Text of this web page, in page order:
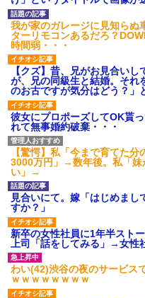
【衝撃】報酬100万円超の治
募集がこちらｗｗｗｗｗ(※画像
あり)
【ネット騒然】惨殺されたタ
ワマン頂き女子のこの動画、す
げえええええｗｗｗｗｗｗｗｗ
ｗｗｗ
【愕然】白のクラウン俺氏、
高速道路左車線を制限速度で走
った結果wwwwwwwwwwww
百年の恋12-899 食べた量
張り合ってくる
【悲報】佐藤輝明・・・２軍
でも盛大にやらかす←あまり悲
しませないでくれ
我が家のガレージに見知らぬ
ターリモコンあるだろ？
時間弱・・・
【クズ】昔、兄がお見合い
が、兄の同級生と結婚。それ
のお古ですが気分はどう？」
彼女にプロポーズしてOK貰
れて無事婚約破棄・・・
【驚愕】私「今まで育てた
3000万円」→数年後。私「妹
い」→
見合いにて。嫁「はじめま
すか？」
新卒の女性社員に1年半スト
上司「話をしてみる」→女性
わい(42)渋谷の夜のサービス
ｗｗｗｗｗｗｗｗ